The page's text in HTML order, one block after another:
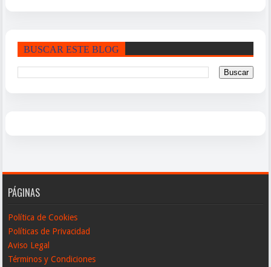
BUSCAR ESTE BLOG
PÁGINAS
Política de Cookies
Políticas de Privacidad
Aviso Legal
Términos y Condiciones